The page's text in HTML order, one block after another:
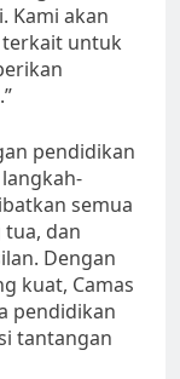
Kami akan
terkait untuk
pendidikan
semua
dan
Dengan
kuat, Camas
pendidikan
tantangan